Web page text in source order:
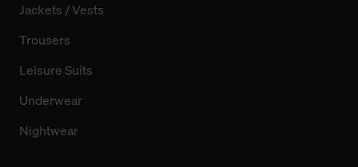
Jackets / Vests
Trousers
Leisure Suits
Underwear
Nightwear